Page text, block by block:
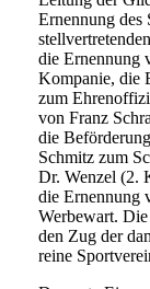
Ernennung
die Ernennung
Kompanie, die
zum
von Franz
die
Schmitz zum
Dr. Wenzel (2.
die Ernennung
Werbewart.
den Zug der
reine